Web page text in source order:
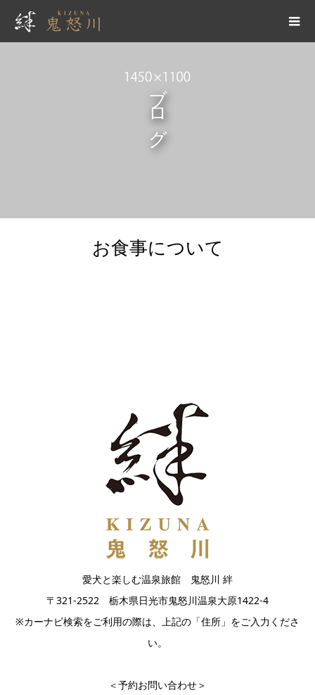
ブログ
お食事について
愛犬と楽しむ温泉旅館 鬼怒川 絆
〒321-2522 栃木県日光市鬼怒川温泉大原1422-4
※カーナビ検索をご利用の際は、上記の「住所」をご入力くださ
い。
＜予約お問い合わせ＞